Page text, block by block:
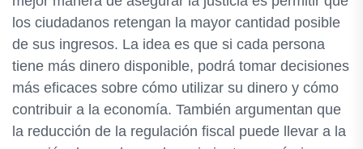
los ciudadanos retengan la mayor cantidad posible
de sus ingresos. La idea es que si cada persona
tiene más dinero disponible, podrá tomar decisiones
más eficaces sobre cómo utilizar su dinero y cómo
contribuir a la economía. También argumentan que
la reducción de la regulación fiscal puede llevar a la